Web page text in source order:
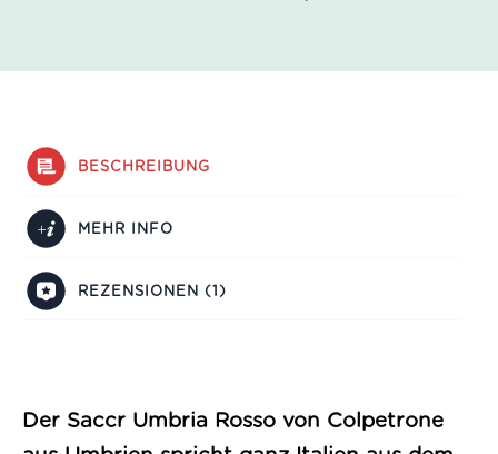
BESCHREIBUNG
MEHR INFO
REZENSIONEN (1)
Der Saccr Umbria Rosso von Colpetrone